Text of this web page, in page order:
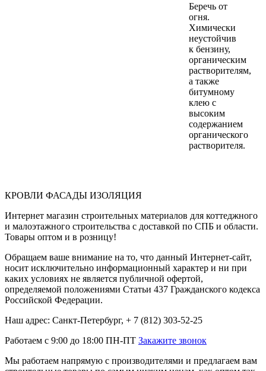
Беречь от
огня.
Химически
неустойчив
к бензину,
органическим
растворителям,
а также
битумному
клею с
высоким
содержанием
органического
растворителя.
КРОВЛИ ФАСАДЫ ИЗОЛЯЦИЯ
Интернет магазин строительных материалов для коттеджного
и малоэтажного строительства с доставкой по СПБ и области.
Товары оптом и в розницу!
Обращаем ваше внимание на то, что данный Интернет-сайт,
носит исключительно информационный характер и ни при
каких условиях не является публичной офертой,
определяемой положениями Статьи 437 Гражданского кодекса
Российской Федерации.
Наш адрес: Санкт-Петербург, + 7 (812) 303-52-25
Работаем с 9:00 до 18:00 ПН-ПТ Закажите звонок
Мы работаем напрямую с производителями и предлагаем вам